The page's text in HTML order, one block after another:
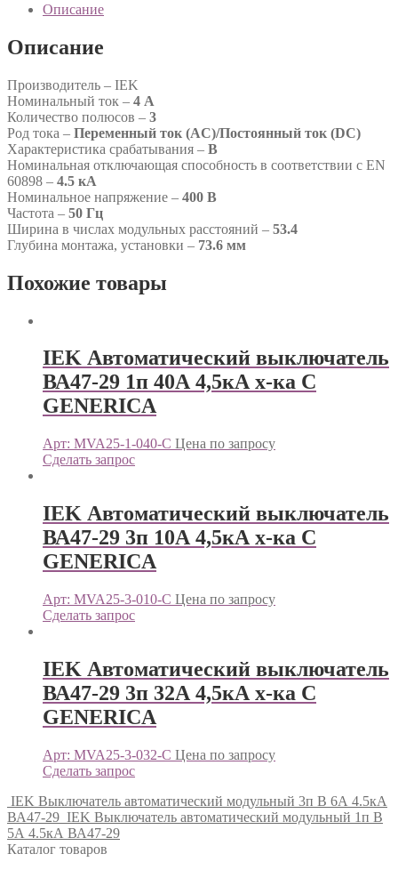
Описание
Описание
Производитель – IEK
Номинальный ток – 4 А
Количество полюсов – 3
Род тока – Переменный ток (AC)/Постоянный ток (DC)
Характеристика срабатывания – B
Номинальная отключающая способность в соответствии с EN
60898 – 4.5 кА
Номинальное напряжение – 400 В
Частота – 50 Гц
Ширина в числах модульных расстояний – 53.4
Глубина монтажа, установки – 73.6 мм
Похожие товары
IEK Автоматический выключатель
ВА47-29 1п 40А 4,5кА х-ка С
GENERICА
Арт: MVA25-1-040-C Цена по запросу
Сделать запрос
IEK Автоматический выключатель
ВА47-29 3п 10А 4,5кА х-ка С
GENERICА
Арт: MVA25-3-010-C Цена по запросу
Сделать запрос
IEK Автоматический выключатель
ВА47-29 3п 32А 4,5кА х-ка С
GENERICА
Арт: MVA25-3-032-C Цена по запросу
Сделать запрос
IEK Выключатель автоматический модульный 3п B 6А 4.5кА
ВА47-29 IEK Выключатель автоматический модульный 1п B
5А 4.5кА ВА47-29
Каталог товаров